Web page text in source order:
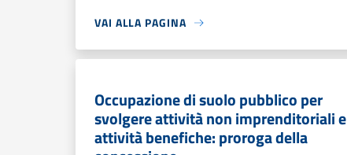
VAI ALLA PAGINA
Occupazione di suolo pubblico per
svolgere attività non imprenditoriali e
attività benefiche: proroga della